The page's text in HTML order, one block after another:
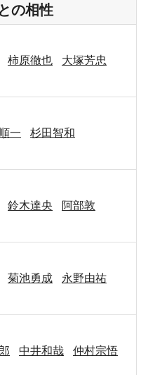
の相性
柿原徹也
大塚芳忠
一
杉田智和
鈴木達央
阿部敦
菊池勇成
永野由祐
中井和哉
仲村宗悟